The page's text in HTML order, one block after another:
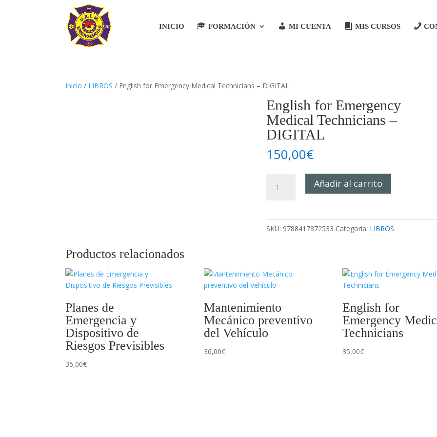
INICIO FORMACIÓN MI CUENTA MIS CURSOS
Inicio / LIBROS / English for Emergency Medical Technicians – DIGITAL
English for Emergency
Medical Technicians –
DIGITAL
150,00€
Añadir al carrito
SKU: 9788417872533 Categoría: LIBROS
Productos relacionados
Planes de
Emergencia y
Dispositivo de
Riesgos Previsibles
35,00€
Mantenimiento
Mecánico preventivo
del Vehículo
36,00€
English for
Emergency
Technicians
35,00€